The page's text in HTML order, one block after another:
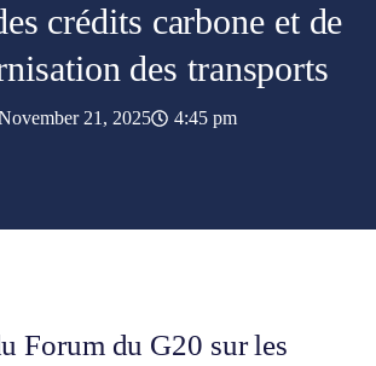
crédits carbone et de
des transports
21, 2025 4:45 pm
Forum du G20 sur les